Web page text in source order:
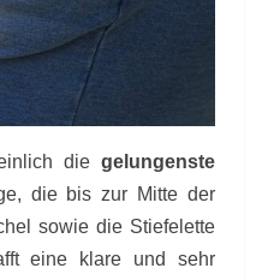
die gelungenste
die bis zur Mitte der
sowie die Stiefelette
eine klare und sehr